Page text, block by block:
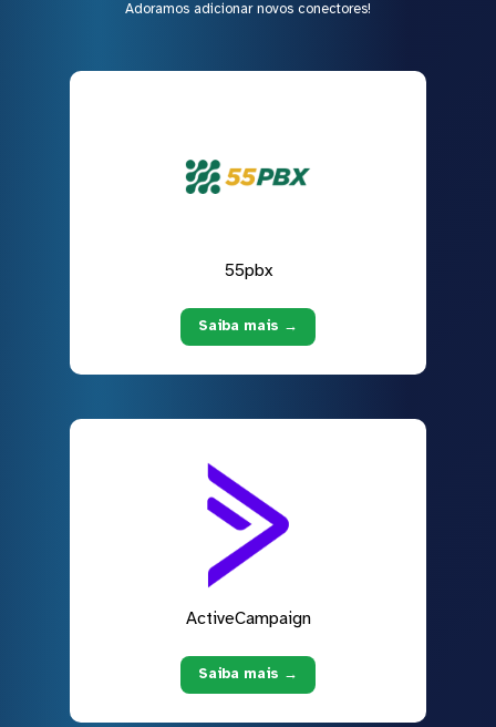
Adoramos adicionar novos conectores!
55pbx
Saiba mais →
ActiveCampaign
Saiba mais →